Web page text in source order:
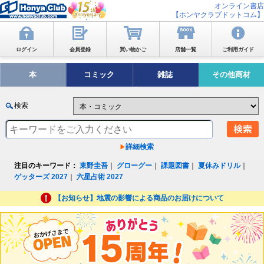
オンライン書店
【ホンヤクラブドットコム】
ログイン 会員登録 買い物かご 店舗一覧 ご利用ガイド
本 コミック 雑誌 その他商材
検索
詳細検索
注目のキーワード： 東野圭吾 グローグー ｜課題図書 ｜夏休みドリル｜
ゲッターズ 2027 ｜六星占術 2027
【お知らせ】地震の影響による商品のお届けについて